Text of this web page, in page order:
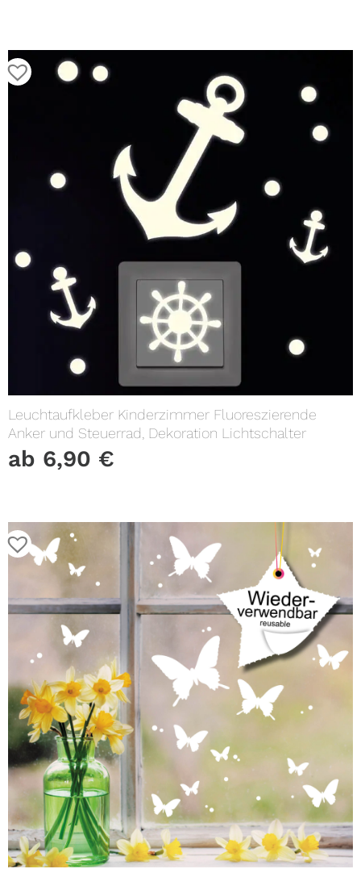
Leuchtaufkleber Kinderzimmer Fluoreszierende
Anker und Steuerrad, Dekoration Lichtschalter
ab 6,90 €